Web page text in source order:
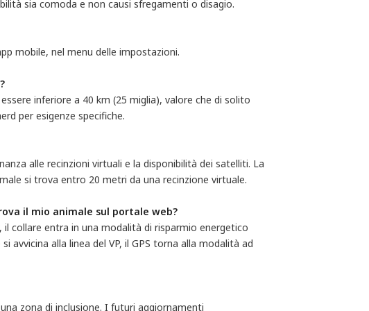
sia comoda e non causi sfregamenti o disagio.
mobile, nel menu delle impostazioni.
inferiore a 40 km (25 miglia), valore che di solito
per esigenze specifiche.
alle recinzioni virtuali e la disponibilità dei satelliti. La
si trova entro 20 metri da una recinzione virtuale.
il mio animale sul portale web?
il collare entra in una modalità di risparmio energetico
avvicina alla linea del VP, il GPS torna alla modalità ad
zona di inclusione. I futuri aggiornamenti